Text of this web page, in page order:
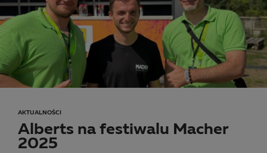
AKTUALNOŚCI
Alberts na festiwalu Macher
2025